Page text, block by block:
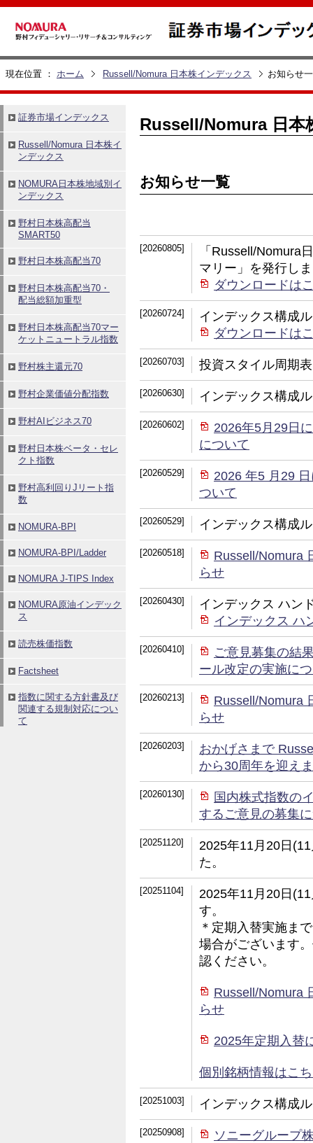
現在位置 ： ホーム Russell/Nomura 日本株インデックス お知らせ
Russell/Nomura 日本
お知らせ一覧
[20260805]
「Russell/Nomura
マリー」を発行し
ダウンロードは
[20260724]
インデックス構成
ダウンロードは
[20260703] 投資スタイル周期
[20260630] インデックス構成
[20260602]
2026年5月29日
について
[20260529]
2026 年5 月29
ついて
[20260529] インデックス構成
[20260518]
Russell/Nomura
らせ
[20260430]
インデックス ハン
インデックス ハ
[20260410]
ご意見募集の結
ール改定の実施に
[20260213]
Russell/Nomura
らせ
[20260203]
おかげさまで
から30周年を迎え
[20260130]
国内株式指数の
するご意見の募集
[20251120]
2025年11月20日
た。
[20251104]
2025年11月20日
す。
＊定期入替実施ま
場合がございます
認ください。
Russell/Nomura
らせ
2025年定期入替
個別銘柄情報はこ
[20251003] インデックス構成
[20250908]
ソニーグループ